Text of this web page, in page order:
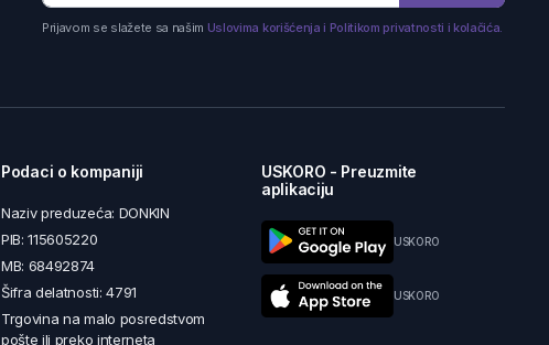
Prijavom se slažete sa našim Uslovima korišćenja i Politikom privatnosti i kolačića.
Podaci o kompaniji
Naziv preduzeća: DONKIN
PIB: 115605220
MB: 68492874
Šifra delatnosti: 4791
Trgovina na malo posredstvom
pošte ili preko interneta
USKORO - Preuzmite
aplikaciju
USKORO
USKORO